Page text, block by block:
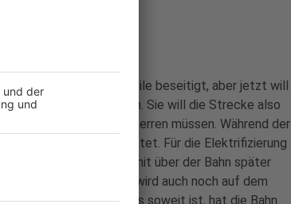
Gerolstein mittlerweile beseitigt, aber jetzt will
weitermachen. Sie will die Strecke also
die Elektrifizierung sperren müssen. Während der
schon Vorarbeiten geleistet. Für die Elektrifizierung
Gleise tiefer legen, damit über der Bahn später
der Eifelstrecke wird auch noch auf dem
Hürth folgen, wann es soweit ist, hat die Bahn